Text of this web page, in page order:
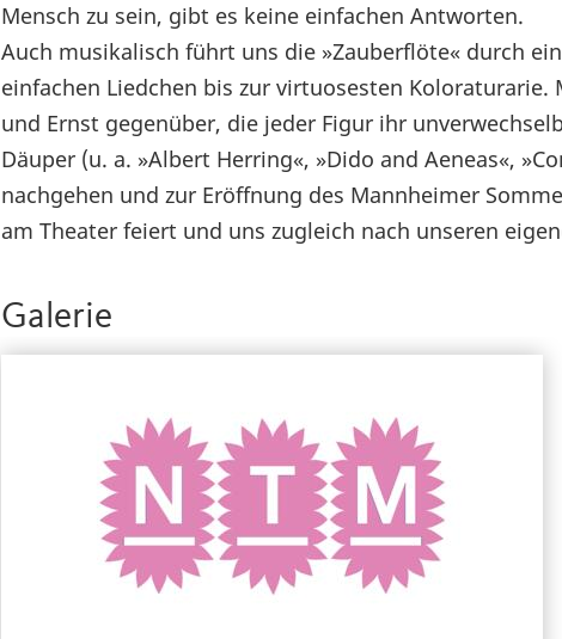
Mensch zu sein, gibt es keine einfachen Antworten.
Auch musikalisch führt uns die »Zauberflöte« durch
einfachen Liedchen bis zur virtuosesten
und Ernst gegenüber, die jeder Figur ihr
Däuper (u. a. »Albert Herring«, »Dido and Aeneas«,
nachgehen und zur Eröffnung des Mannheimer
am Theater feiert und uns zugleich nach unseren
Galerie